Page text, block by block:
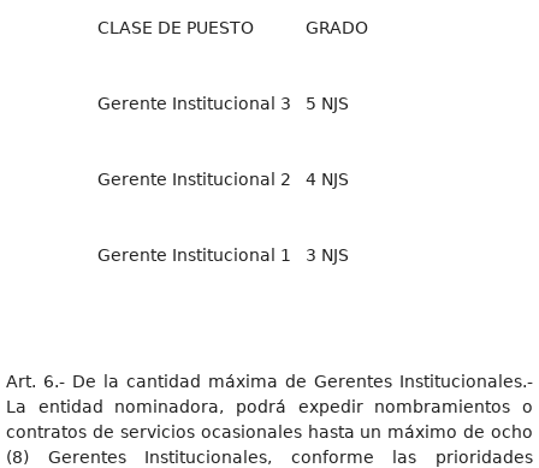
CLASE DE PUESTO GRADO
Gerente Institucional 3 5 NJS
Gerente Institucional 2 4 NJS
Gerente Institucional 1 3 NJS
Art. 6.- De la cantidad máxima de Gerentes Institucionales.-
La entidad nominadora, podrá expedir nombramientos o
contratos de servicios ocasionales hasta un máximo de ocho
(8) Gerentes Institucionales, conforme las prioridades